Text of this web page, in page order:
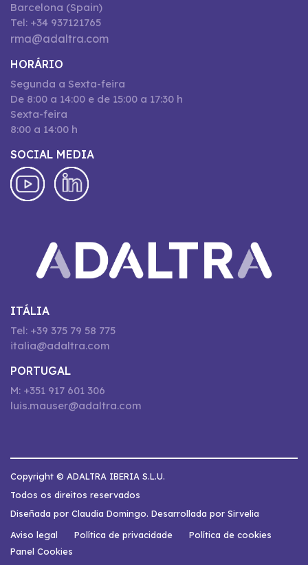
Barcelona (Spain)
Tel: +34 937121765
rma@adaltra.com
HORÁRIO
Segunda a Sexta-feira
De 8:00 a 14:00 e de 15:00 a 17:30 h
Sexta-feira
8:00 a 14:00 h
SOCIAL MEDIA
ITÁLIA
Tel: +39 375 79 58 775
italia@adaltra.com
PORTUGAL
M: +351 917 601 306
luis.mauser@adaltra.com
Copyright © ADALTRA IBERIA S.L.U.
Todos os direitos reservados
Diseñada por Claudia Domingo. Desarrollada por Sirvelia
Aviso legal
Política de privacidade
Política de cookies
Panel Cookies